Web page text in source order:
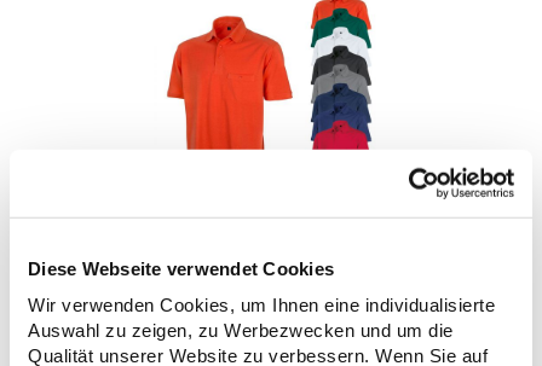
Diese Webseite verwendet Cookies
Wir verwenden Cookies, um Ihnen eine individualisierte
Auswahl zu zeigen, zu Werbezwecken und um die
Qualität unserer Website zu verbessern. Wenn Sie auf
Strapazierfähiges Polohemd aus Mischgewebe Overlock-Nähte
mit Polyfilm für Formstabilität Flachstrick-Kragen und
Ärmelbündchen in Rippstrick Doppelnähte an Schultern